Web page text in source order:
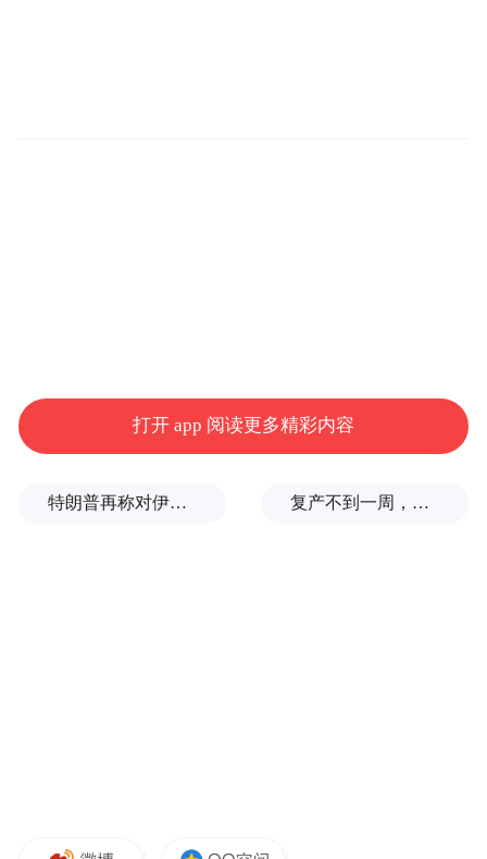
打开 app 阅读更多精彩内容
特朗普再称对伊朗战争将很快结束 复产不到一周，山西焦煤西曲矿因安全事故再停产：1人遇难